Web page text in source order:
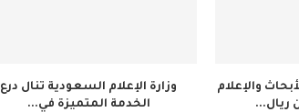
وزارة الإعلام السعودية تنال درع
الخدمة المتميزة في...
والإعلام